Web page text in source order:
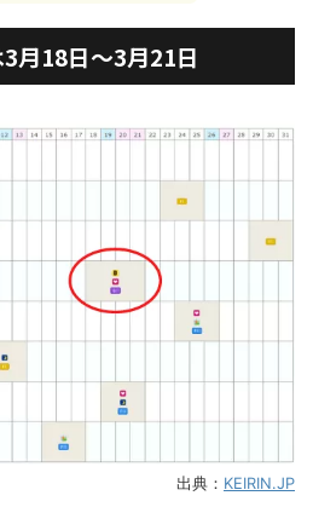
月18日～3月21日
出典： KEIRIN.JP